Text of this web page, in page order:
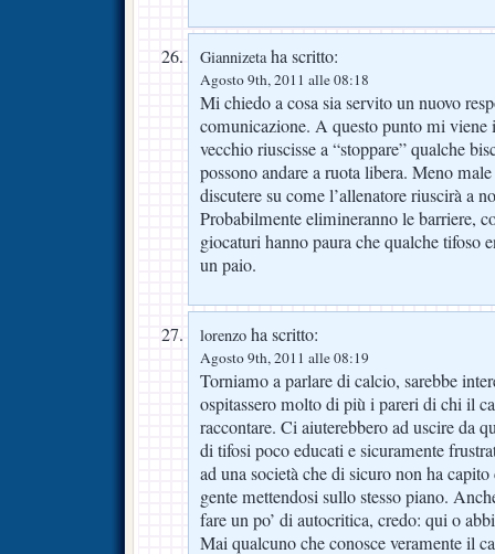
Giannizetaha scritto:
Agosto 9th, 2011 alle 08:18
Mi chiedo a cosa sia servito un nuovo
comunicazione. A questo punto mi
vecchio riuscisse a “stoppare” qualche
possono andare a ruota libera. Meno
discutere su come l’allenatore riuscirà a
Probabilmente elimineranno le barriere,
giocaturi hanno paura che qualche tifoso
un paio.
lorenzo ha scritto:
Agosto 9th, 2011 alle 08:19
Torniamo a parlare di calcio, sarebbe
ospitassero molto di più i pareri di chi il
raccontare. Ci aiuterebbero ad uscire da
di tifosi poco educati e sicuramente
ad una società che di sicuro non ha
gente mettendosi sullo stesso piano.
fare un po’ di autocritica, credo: qui o
Mai qualcuno che conosce veramente il